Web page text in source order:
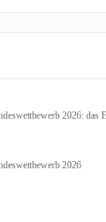
2026: das
2026